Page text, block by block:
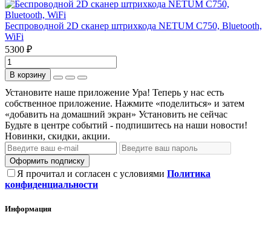
Беспроводной 2D сканер штрихкода NETUM C750, Bluetooth,
WiFi
5300 ₽
В корзину
Установите наше приложение Ура! Теперь у нас есть
собственное приложение. Нажмите «поделиться» и затем
«добавить на домашний экран» Установить не сейчас
Будьте в центре событий - подпишитесь на наши новости!
Новинки, скидки, акции.
Оформить подписку
Я прочитал и согласен с условиями Политика
конфиденциальности
Информация